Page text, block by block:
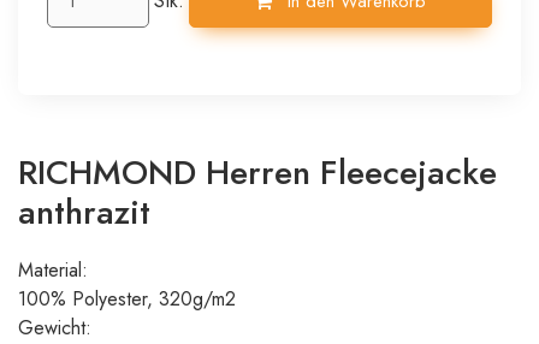
RICHMOND Herren Fleecejacke
anthrazit
Material:
100% Polyester, 320g/m2
Gewicht: